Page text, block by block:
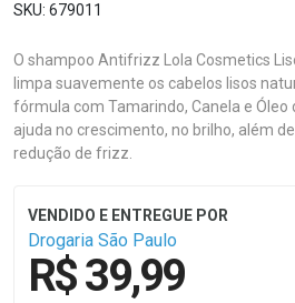
679011
O shampoo Antifrizz Lola Cosmetics
limpa suavemente os cabelos lisos
fórmula com Tamarindo, Canela e Óleo
ajuda no crescimento, no brilho, além
redução de frizz.
Drogaria São Paulo
R$ 39,99